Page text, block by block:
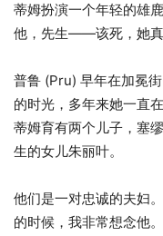
蒂姆扮演一个年轻的雄
他，先生——该死，她真
普鲁 (Pru) 早年在加冕
的时光，多年来她一直
蒂姆育有两个儿子，塞
生的女儿朱丽叶。
他们是一对忠诚的夫妇
的时候，我非常想念他